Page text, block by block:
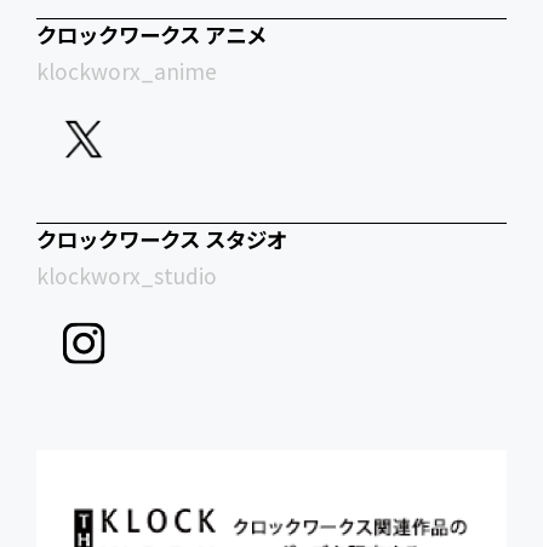
クロックワークス アニメ
klockworx_anime
クロックワークス スタジオ
klockworx_studio